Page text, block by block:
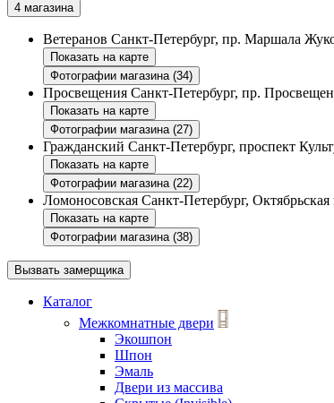
4 магазина
Ветеранов Санкт-Петербург, пр. Маршала
Показать на карте
Фотографии магазина (34)
Просвещения Санкт-Петербург, пр.
Показать на карте
Фотографии магазина (27)
Гражданский Санкт-Петербург, проспект
Показать на карте
Фотографии магазина (22)
Ломоносовская Санкт-Петербург,
Показать на карте
Фотографии магазина (38)
Вызвать замерщика
Каталог
Межкомнатные двери
Экошпон
Шпон
Эмаль
Двери из массива